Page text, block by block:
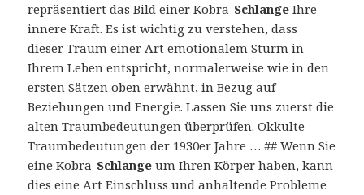
repräsentiert das Bild einer Kobra-Schlange Ihre
innere Kraft. Es ist wichtig zu verstehen, dass
dieser Traum einer Art emotionalem Sturm in
Ihrem Leben entspricht, normalerweise wie in den
ersten Sätzen oben erwähnt, in Bezug auf
Beziehungen und Energie. Lassen Sie uns zuerst die
alten Traumbedeutungen überprüfen. Okkulte
Traumbedeutungen der 1930er Jahre … ## Wenn Sie
eine Kobra-Schlange um Ihren Körper haben, kann
dies eine Art Einschluss und anhaltende Probleme